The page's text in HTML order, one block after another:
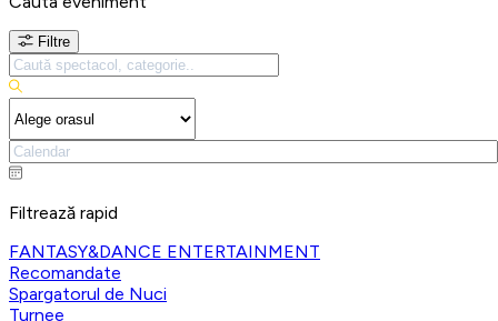
Filtre
Filtrează rapid
FANTASY&DANCE ENTERTAINMENT
Recomandate
Spargatorul de Nuci
Turnee